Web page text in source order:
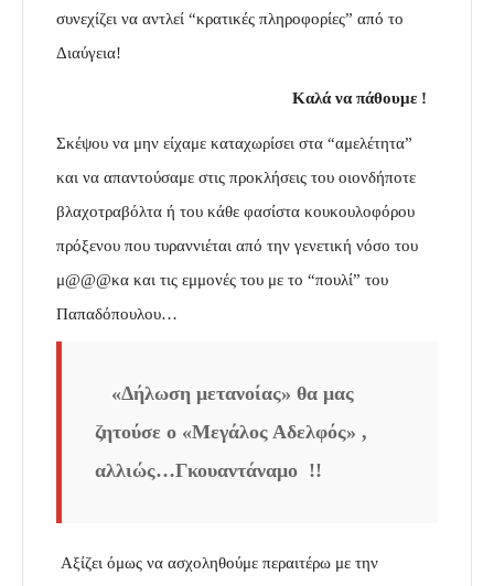
συνεχίζει να αντλεί “κρατικές πληροφορίες” από το
Διαύγεια!
Καλά να πάθουμε !
Σκέψου να μην είχαμε καταχωρίσει στα “αμελέτητα”
και να απαντούσαμε στις προκλήσεις του οιονδήποτε
βλαχοτραβόλτα ή του κάθε φασίστα κουκουλοφόρου
πρόξενου που τυραννιέται από την γενετική νόσο του
μ@@@κα και τις εμμονές του με το “πουλί” του
Παπαδόπουλου…
«Δήλωση μετανοίας» θα μας
ζητούσε ο «Μεγάλος Αδελφός» ,
αλλιώς…Γκουαντάναμο !!
Αξίζει όμως να ασχοληθούμε περαιτέρω με την